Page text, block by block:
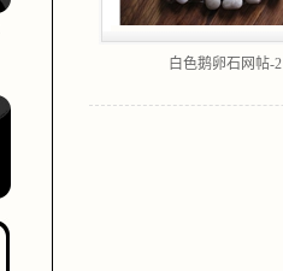
白色鹅卵石网帖-2